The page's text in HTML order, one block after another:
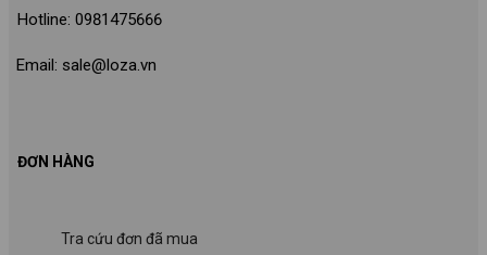
Hotline: 0981475666
Email: sale@loza.vn
ĐƠN HÀNG
Tra cứu đơn đã mua